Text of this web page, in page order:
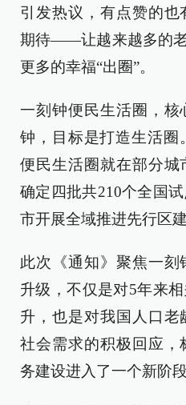
引发热议，有点赞的
期待——让越来越多的
更多的幸福“出圈”。
一刻钟便民生活圈，核
钟，目标是打造生活圈
便民生活圈就在部分
确定四批共210个全国
市开展全域推进先行区建
此次《通知》聚焦一刻
升级，不仅是对5年来
升，也是对我国人口
社会需求的积极回应，
务建设进入了一个新阶段